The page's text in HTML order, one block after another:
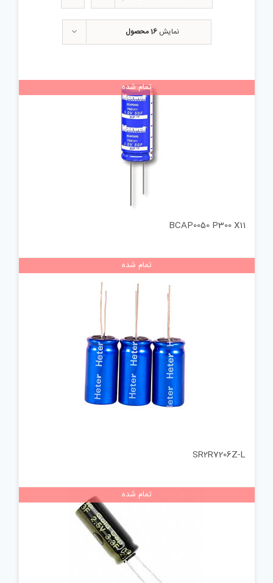
نمایش16 محصول
تمام شده
BCAP0050 P300 X11
تمام شده
SR2R7206Z-L
تمام شده